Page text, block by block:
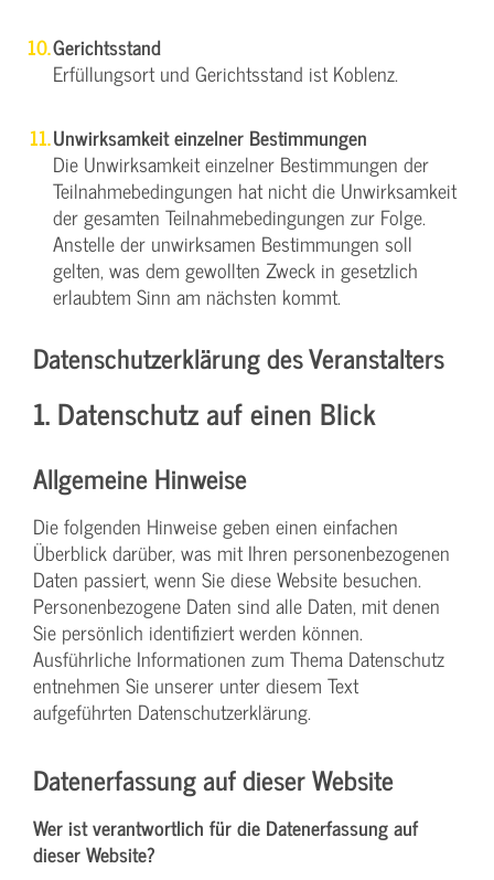
Gerichtsstand
Erfüllungsort und Gerichtsstand ist Koblenz.
Unwirksamkeit einzelner Bestimmungen
Die Unwirksamkeit einzelner Bestimmungen der
Teilnahmebedingungen hat nicht die Unwirksamkeit
der gesamten Teilnahmebedingungen zur Folge.
Anstelle der unwirksamen Bestimmungen soll
gelten, was dem gewollten Zweck in gesetzlich
erlaubtem Sinn am nächsten kommt.
Datenschutzerklärung des Veranstalters
1. Datenschutz auf einen Blick
Allgemeine Hinweise
Die folgenden Hinweise geben einen einfachen
Überblick darüber, was mit Ihren personenbezogenen
Daten passiert, wenn Sie diese Website besuchen.
Personenbezogene Daten sind alle Daten, mit denen
Sie persönlich identifiziert werden können.
Ausführliche Informationen zum Thema Datenschutz
entnehmen Sie unserer unter diesem Text
aufgeführten Datenschutzerklärung.
Datenerfassung auf dieser Website
Wer ist verantwortlich für die Datenerfassung auf
dieser Website?